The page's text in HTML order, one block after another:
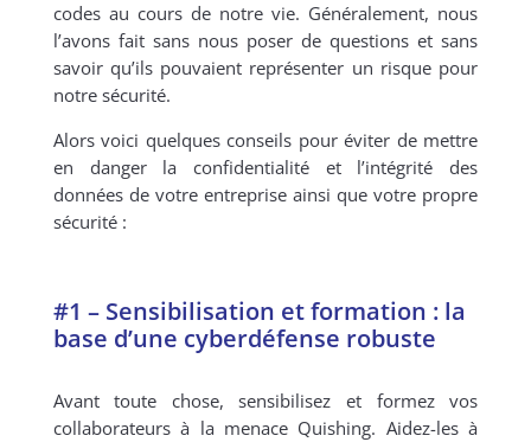
codes au cours de notre vie. Généralement, nous
l’avons fait sans nous poser de questions et sans
savoir qu’ils pouvaient représenter un risque pour
notre sécurité.
Alors voici quelques conseils pour éviter de mettre
en danger la confidentialité et l’intégrité des
données de votre entreprise ainsi que votre propre
sécurité :
#1 – Sensibilisation et formation : la
base d’une cyberdéfense robuste
Avant toute chose, sensibilisez et formez vos
collaborateurs à la menace Quishing. Aidez-les à